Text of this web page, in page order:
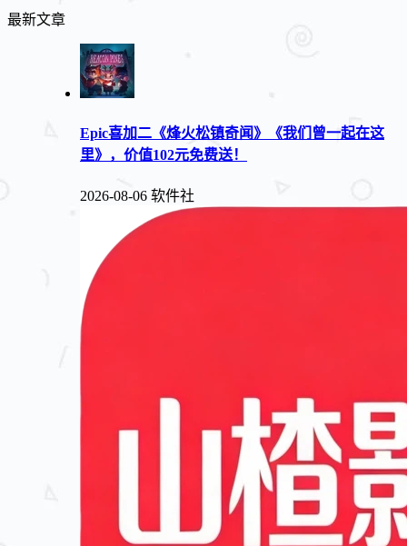
最新文章
Epic喜加二《烽火松镇奇闻》《我们曾一起在这
里》，价值102元免费送！
2026-08-06 软件社